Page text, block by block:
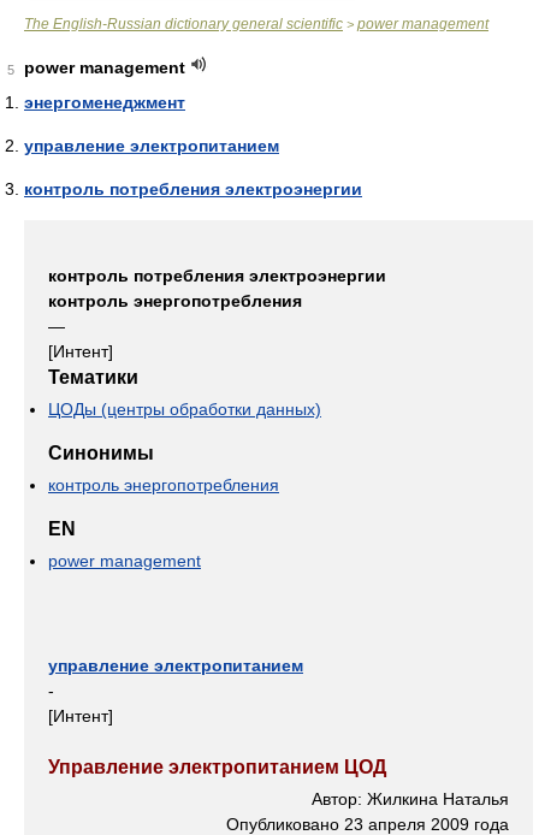
The English-Russian dictionary general scientific > power management
5
power management
энергоменеджмент
управление электропитанием
контроль потребления электроэнергии
контроль потребления электроэнергии
контроль энергопотребления
—
[Интент]
Тематики
ЦОДы (центры обработки данных)
Синонимы
контроль энергопотребления
EN
power management
управление электропитанием
-
[Интент]
Управление электропитанием ЦОД
Автор: Жилкина Наталья
Опубликовано 23 апреля 2009 года